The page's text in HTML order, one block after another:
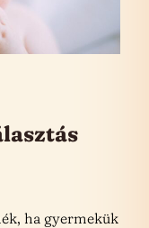
ha gyermekük